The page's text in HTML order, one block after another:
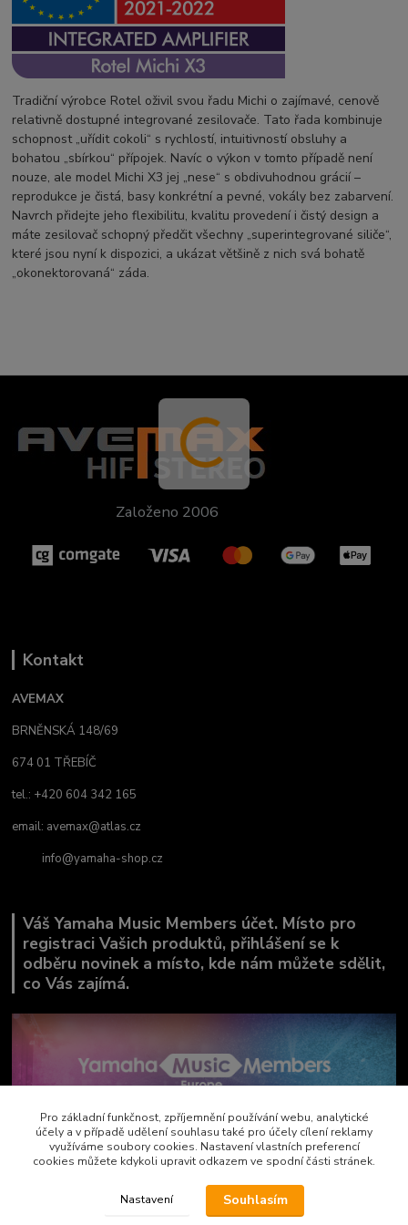
Tradiční výrobce Rotel oživil svou řadu Michi o zajímavé, cenově
relativně dostupné integrované zesilovače. Tato řada kombinuje
schopnost „uřídit cokoli“ s rychlostí, intuitivností obsluhy a
bohatou „sbírkou“ přípojek. Navíc o výkon v tomto případě není
nouze, ale model Michi X3 jej „nese“ s obdivuhodnou grácií –
reprodukce je čistá, basy konkrétní a pevné, vokály bez zabarvení.
Navrch přidejte jeho flexibilitu, kvalitu provedení i čistý design a
máte zesilovač schopný předčit všechny „superintegrované siliče“,
které jsou nyní k dispozici, a ukázat většině z nich svá bohatě
„okonektorovaná“ záda.
Založeno 2006
Kontakt
AVEMAX
BRNĚNSKÁ 148/69
674 01 TŘEBÍČ
tel.: +420 604 342 165
email: avemax@atlas.cz
info@yamaha-shop.cz
Váš Yamaha Music Members účet. Místo pro
registraci Vašich produktů, přihlášení se k
odběru novinek a místo, kde nám můžete sdělit,
co Vás zajímá.
Pro základní funkčnost, zpříjemnění používání webu, analytické
účely a v případě udělení souhlasu také pro účely cílení reklamy
využíváme soubory cookies. Nastavení vlastních preferencí
cookies můžete kdykoli upravit odkazem ve spodní části stránek.
Nastavení Souhlasím